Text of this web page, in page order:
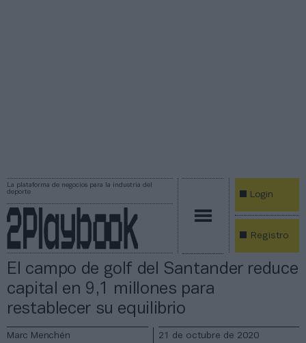
La plataforma de negocios para la industria del
deporte
Login
Registro
El campo de golf del Santander reduce
capital en 9,1 millones para
restablecer su equilibrio
Marc Menchén 21 de octubre de 2020